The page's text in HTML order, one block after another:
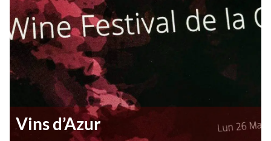
Vins d’Azur